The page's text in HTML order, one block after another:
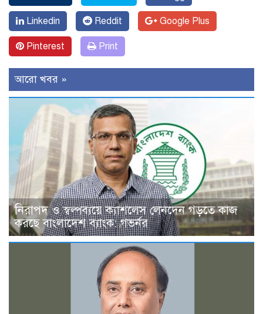
Linkedin Reddit Google Plus
Pinterest Print
আরো খবর »
নিরাপদ ও স্বল্পব্যয়ে ক্যাশলেস লেনদেন গড়তে কাজ
করছে বাংলাদেশ ব্যাংক: গভর্নর